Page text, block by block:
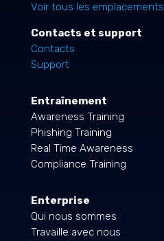
Voir tous les emplacements
Contacts et support
Contacts
Support
Entraînement
Awareness Training
Phishing Training
Real Time Awareness
Compliance Training
Enterprise
Qui nous sommes
Travaille avec nous